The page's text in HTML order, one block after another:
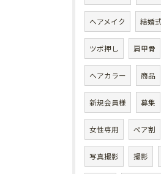
ヘアメイク 結婚
ツボ押し 肩甲骨
ヘアカラー 商品
新規会員様 募集
女性専用 ペア割
写真撮影 撮影